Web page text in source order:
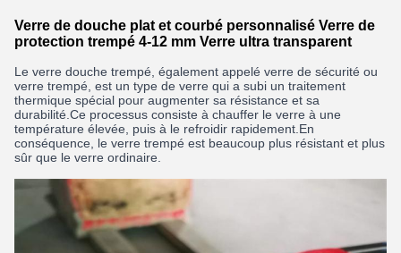
Verre de douche plat et courbé personnalisé Verre de
protection trempé 4-12 mm Verre ultra transparent
Le verre douche trempé, également appelé verre de sécurité ou
verre trempé, est un type de verre qui a subi un traitement
thermique spécial pour augmenter sa résistance et sa
durabilité.Ce processus consiste à chauffer le verre à une
température élevée, puis à le refroidir rapidement.En
conséquence, le verre trempé est beaucoup plus résistant et plus
sûr que le verre ordinaire.